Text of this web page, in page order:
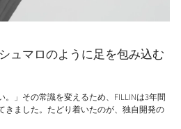
ュマロのように足を包み込む
。」その常識を変えるため、FILLINは3年間
きました。たどり着いたのが、独自開発の